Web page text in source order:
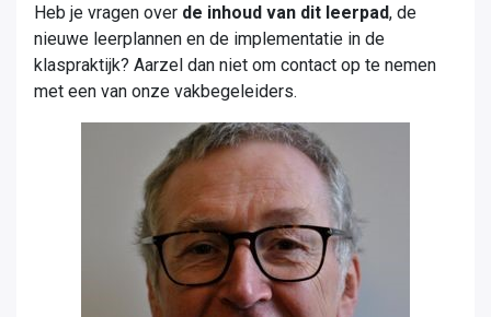
Heb je vragen over de inhoud van dit leerpad, de
nieuwe leerplannen en de implementatie in de
klaspraktijk? Aarzel dan niet om contact op te nemen
met een van onze vakbegeleiders.